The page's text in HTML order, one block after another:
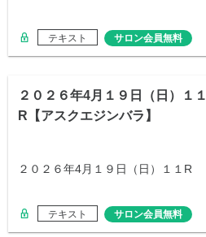
テキスト サロン会員無料
２０２６年4月１９日（日）１１
R【アスクエジンバラ】
２０２６年4月１９日（日）１１R
テキスト サロン会員無料